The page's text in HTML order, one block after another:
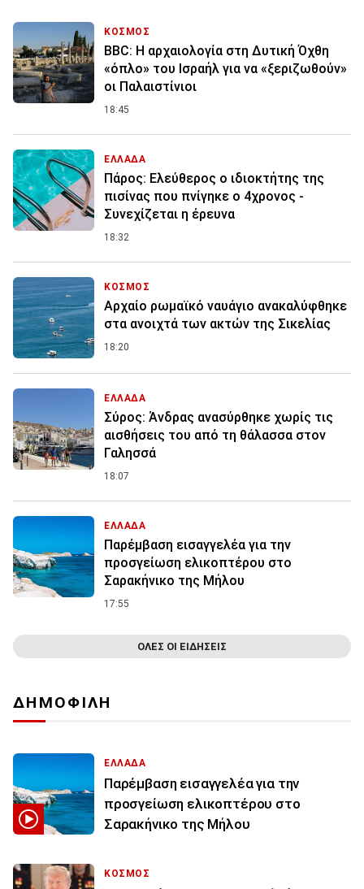
ΚΟΣΜΟΣ
BBC: Η αρχαιολογία στη Δυτική Όχθη
«όπλο» του Ισραήλ για να «ξεριζωθούν»
οι Παλαιστίνιοι
18:45
ΕΛΛΑΔΑ
Πάρος: Ελεύθερος ο ιδιοκτήτης της
πισίνας που πνίγηκε ο 4χρονος -
Συνεχίζεται η έρευνα
18:32
ΚΟΣΜΟΣ
Αρχαίο ρωμαϊκό ναυάγιο ανακαλύφθηκε
στα ανοιχτά των ακτών της Σικελίας
18:20
ΕΛΛΑΔΑ
Σύρος: Άνδρας ανασύρθηκε χωρίς τις
αισθήσεις του από τη θάλασσα στον
Γαλησσά
18:07
ΕΛΛΑΔΑ
Παρέμβαση εισαγγελέα για την
προσγείωση ελικοπτέρου στο
Σαρακήνικο της Μήλου
17:55
ΟΛΕΣ ΟΙ ΕΙΔΗΣΕΙΣ
ΔΗΜΟΦΙΛΗ
ΕΛΛΑΔΑ
Παρέμβαση εισαγγελέα για την
προσγείωση ελικοπτέρου στο
Σαρακήνικο της Μήλου
ΚΟΣΜΟΣ